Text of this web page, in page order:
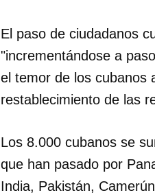
Guardar
El paso de ciudadanos
"incrementándose a
el temor de los cubanos
restablecimiento de las
Los 8.000 cubanos se
que han pasado por
India, Pakistán,